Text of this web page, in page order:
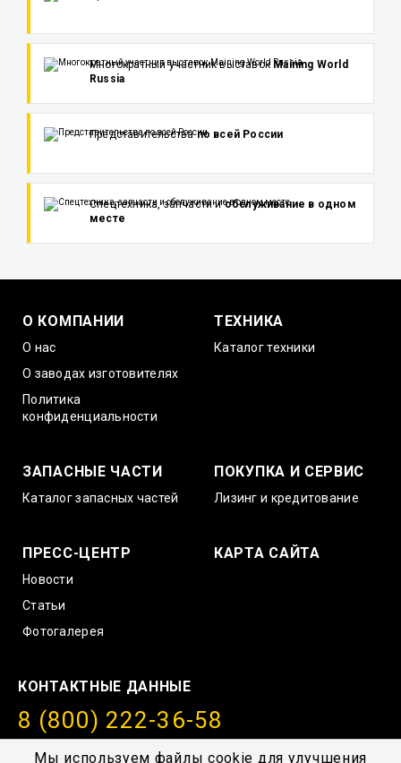
Мы используем файлы cookie для улучшения
Многократный участник выставок Maining World
Russia
Представительствапо всей России
Спецтехника, запчасти иобслуживание в одном
месте
О КОМПАНИИ
О нас
О заводах изготовителях
Политика
конфиденциальности
ТЕХНИКА
Каталог техники
ЗАПАСНЫЕ ЧАСТИ
Каталог запасных частей
ПОКУПКА И СЕРВИС
Лизинг и кредитование
ПРЕСС-ЦЕНТР
Новости
Статьи
Фотогалерея
КАРТА САЙТА
КОНТАКТНЫЕ ДАННЫЕ
8 (800) 222-36-58
info@amurstroy.su